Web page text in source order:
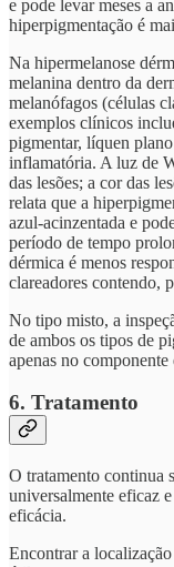
e pode levar meses a
hiperpigmentação é
Na hipermelanose
melanina dentro da
melanófagos (células
exemplos clínicos
pigmentar, líquen
inflamatória. A luz de
das lesões; a cor das
relata que a
azul-acinzentada e
período de tempo
dérmica é menos
clareadores contendo,
No tipo misto, a
de ambos os tipos de
apenas no
6. Tratamento
O tratamento continua
universalmente eficaz
eficácia.
Encontrar a